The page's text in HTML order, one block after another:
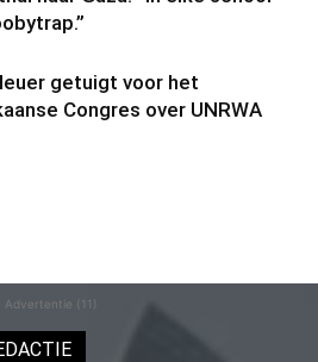
getuigt voor het
Congres over UNRWA
Advertentie (11)